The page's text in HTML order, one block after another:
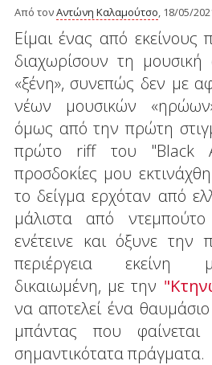
Από τονΑντώνη Καλαμούτσο, 18/05/
Είμαι ένας από
διαχωρίσουν τη μουσική
«ξένη», συνεπώς δεν με
νέων μουσικών
όμως από την πρώτη
πρώτο riff του "Black
προσδοκίες μου
το δείγμα ερχόταν από
μάλιστα από
ενέτεινε και όξυνε την
περιέργεια εκείνη
δικαιωμένη, με την
να αποτελεί ένα
μπάντας που
σημαντικότατα πράγματα.